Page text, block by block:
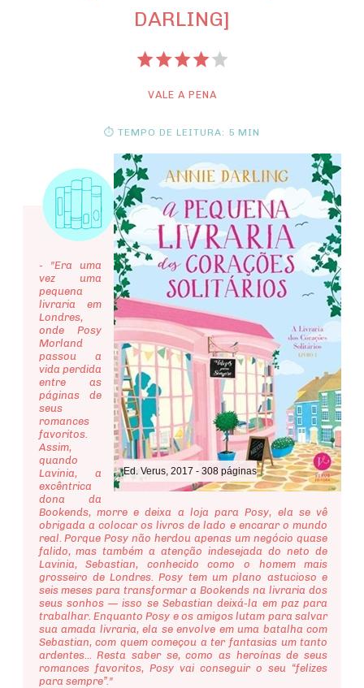
DARLING]
VALE A PENA
⏱ TEMPO DE LEITURA: 5 MIN
Ed. Verus, 2017 - 308 páginas
- "Era uma
vez uma
pequena
livraria em
Londres,
onde Posy
Morland
passou a
vida perdida
entre as
páginas de
seus
romances
favoritos.
Assim,
quando
Lavinia, a
excêntrica
dona da
Bookends, morre e deixa a loja para Posy, ela se vê
obrigada a colocar os livros de lado e encarar o mundo
real. Porque Posy não herdou apenas um negócio quase
falido, mas também a atenção indesejada do neto de
Lavinia, Sebastian, conhecido como o homem mais
grosseiro de Londres. Posy tem um plano astucioso e
seis meses para transformar a Bookends na livraria dos
seus sonhos — isso se Sebastian deixá-la em paz para
trabalhar. Enquanto Posy e os amigos lutam para salvar
sua amada livraria, ela se envolve em uma batalha com
Sebastian, com quem começou a ter fantasias um tanto
ardentes... Resta saber se, como as heroínas de seus
romances favoritos, Posy vai conseguir o seu “felizes
para sempre”."